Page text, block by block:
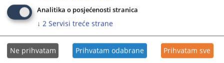
Analitika o posjećenosti stranica
↓ 2 Servisi treće strane
Ne prihvatam Prihvatam odabrane Prihvatam sve